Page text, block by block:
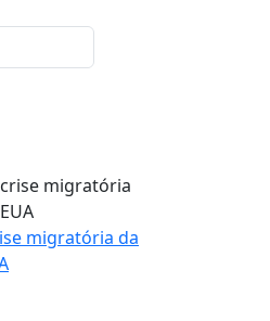
migratória da